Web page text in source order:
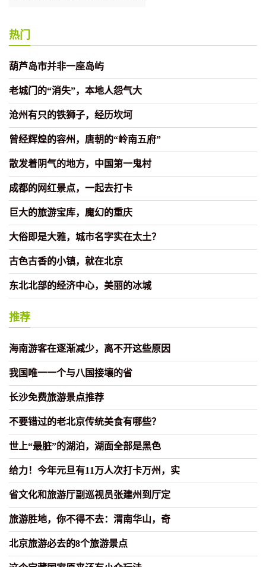
热门
葫芦岛市并非一座岛屿
老城门的“消失”，本地人怨气大
沧州有只的铁狮子，经历坎坷
曾经辉煌的容州，唐朝的“岭南五府”
散发着阴气的地方，中国第一鬼村
成都的网红景点，一起去打卡
巨大的旅游宝库，魔幻的重庆
大俗即是大雅，城市名字实在太土？
古色古香的小镇，就在北京
东北北部的经济中心，美丽的冰城
推荐
海南游客在逐渐减少，离不开这些原因
我国唯一一个与八国接壤的省
长沙免费旅游景点推荐
不要错过的老北京传统美食有哪些？
世上“最脏”的湖泊，湖面全部是黑色
给力！今年元旦有11万人次打卡万州，实
省文化和旅游厅副巡视员张建州到厅定
旅游胜地，你不得不去：渭南华山，奇
北京旅游必去的8个旅游景点